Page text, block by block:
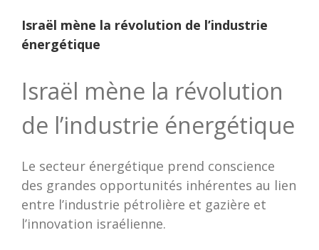
Israël mène la révolution de l’industrie
énergétique
Israël mène la révolution
de l’industrie énergétique
Le secteur énergétique prend conscience
des grandes opportunités inhérentes au lien
entre l’industrie pétrolière et gazière et
l’innovation israélienne.